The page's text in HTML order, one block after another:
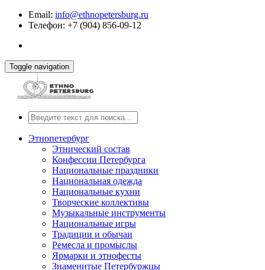
Email: info@ethnopetersburg.ru
Телефон: +7 (904) 856-09-12
Toggle navigation
Этнопетербург
Этнический состав
Конфессии Петербурга
Национальные праздники
Национальная одежда
Национальные кухни
Творческие коллективы
Музыкальные инструменты
Национальные игры
Традиции и обычаи
Ремесла и промыслы
Ярмарки и этнофесты
Знаменитые Петербуржцы